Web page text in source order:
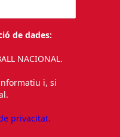
de dades:
NACIONAL.
i, si
privacitat.